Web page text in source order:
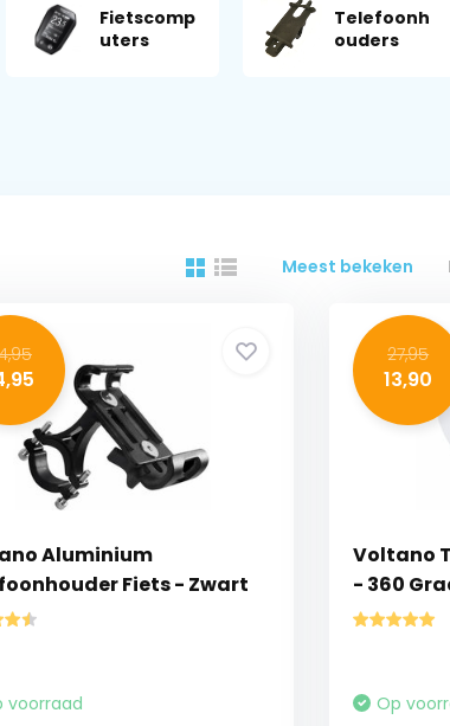
Fietscomp
uters
Telefoonh
ouders
Meest bekeken
Aluminium
Fiets - Zwart
voorraad
27,95
13,90
Voltano
- 360
Op